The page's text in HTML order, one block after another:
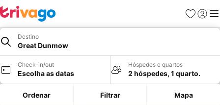
Favoritos
Iniciar
Destino
Great Dunmow
Check-in/out
Escolha as datas
Hóspedes e quartos
2 hóspedes, 1 quarto.
Ordenar Filtrar Mapa